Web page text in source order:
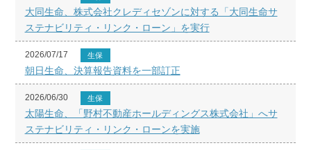
大同生命、株式会社クレディセゾンに対する「大同生命サ
ステナビリティ・リンク・ローン」を実行
2026/07/17 生保
朝日生命、決算報告資料を一部訂正
2026/06/30 生保
太陽生命、「野村不動産ホールディングス株式会社」へサ
ステナビリティ・リンク・ローンを実施